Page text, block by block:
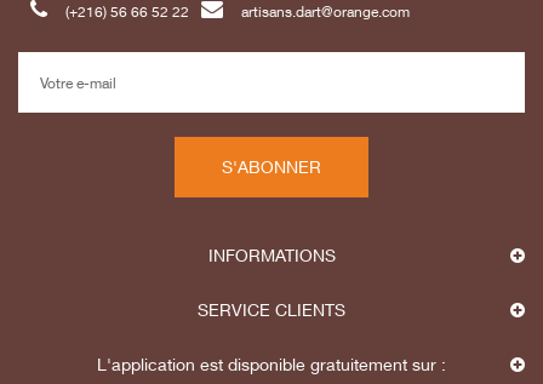
(+216) 56 66 52 22
artisans.dart@orange.com
S'ABONNER
INFORMATIONS
SERVICE CLIENTS
L'application est disponible gratuitement sur :